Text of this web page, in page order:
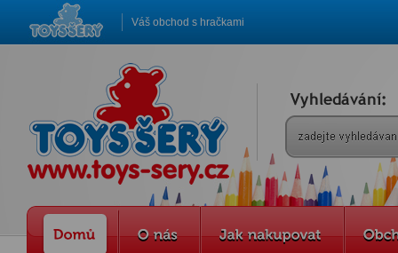
Váš obchod s hračkami